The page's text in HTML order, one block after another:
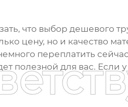
что выбор дешевого
цену, но и качество
переплатить
полезной для вас.